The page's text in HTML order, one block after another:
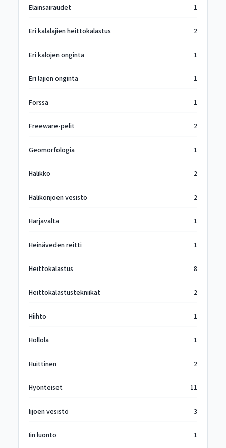
Eläinsairaudet 1
Eri kalalajien heittokalastus 2
Eri kalojen onginta 1
Eri lajien onginta 1
Forssa 1
Freeware-pelit 2
Geomorfologia 1
Halikko 2
Halikonjoen vesistö 2
Harjavalta 1
Heinäveden reitti 1
Heittokalastus 8
Heittokalastustekniikat 2
Hiihto 1
Hollola 1
Huittinen 2
Hyönteiset 11
Iijoen vesistö 3
Iin luonto 1